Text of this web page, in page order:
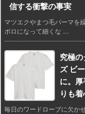
信する衝撃の事実
マツエクやまつ毛パーマを
ボロになって細くな ...
究極
ズ ビ
に。
りも
毎日のワードローブに欠か